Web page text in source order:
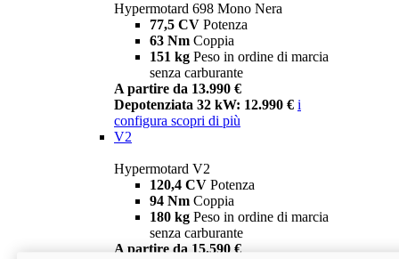
Hypermotard 698 Mono Nera
77,5 CV Potenza
63 Nm Coppia
151 kg Peso in ordine di marcia
senza carburante
A partire da 13.990 €
Depotenziata 32 kW: 12.990 € i
configura scopri di più
V2
Hypermotard V2
120,4 CV Potenza
94 Nm Coppia
180 kg Peso in ordine di marcia
senza carburante
A partire da 15.590 €